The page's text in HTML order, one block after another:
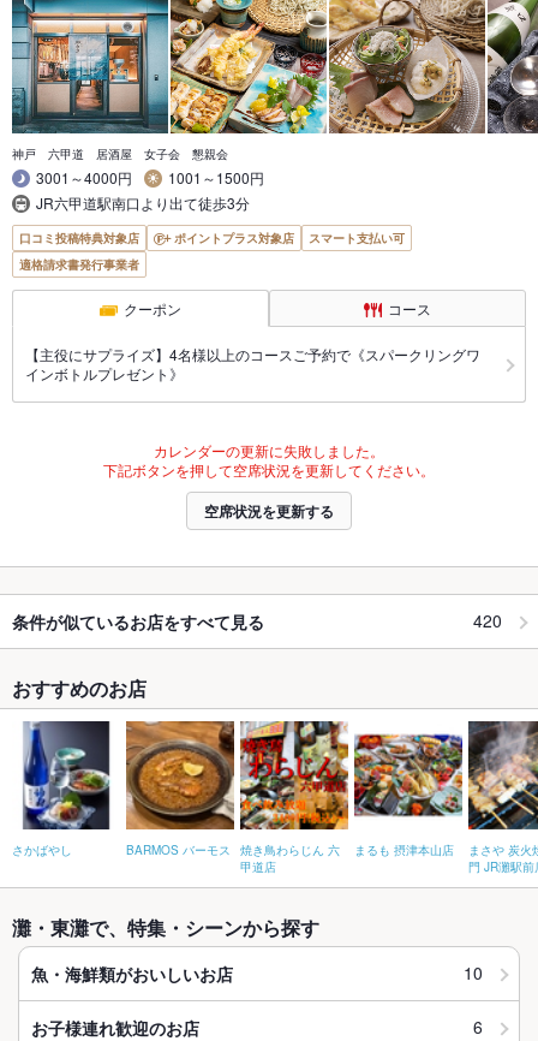
神戸 六甲道 居酒屋 女子会 懇親会
3001～4000円
1001～1500円
JR六甲道駅南口より出て徒歩3分
口コミ投稿特典対象店 ポイントプラス対象店
スマート支払い可
適格請求書発行事業者
クーポン コース
【主役にサプライズ】4名様以上のコースご予約で《スパークリングワ
インボトルプレゼント》
カレンダーの更新に失敗しました。
下記ボタンを押して空席状況を更新してください。
空席状況を更新する
条件が似ているお店をすべて見る 420
おすすめのお店
さかばやし BARMOS バーモス
焼き鳥わらじん 六
甲道店
まるも 摂津本山店
まさや 炭火
門 JR灘駅前
灘・東灘で、特集・シーンから探す
魚・海鮮類がおいしいお店 10
お子様連れ歓迎のお店 6